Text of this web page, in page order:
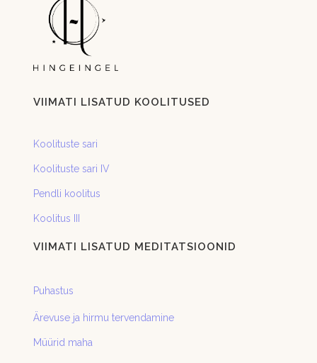
VIIMATI LISATUD KOOLITUSED
Koolituste sari
Koolituste sari IV
Pendli koolitus
Koolitus III
VIIMATI LISATUD MEDITATSIOONID
Puhastus
Ärevuse ja hirmu tervendamine
Müürid maha